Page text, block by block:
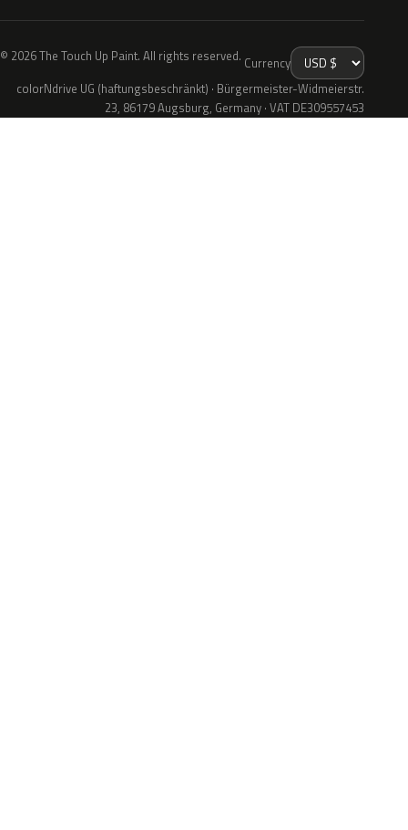
© 2026 The Touch Up Paint. All rights reserved. Currency
colorNdrive UG (haftungsbeschränkt) · Bürgermeister-Widmeierstr.
23, 86179 Augsburg, Germany · VAT DE309557453